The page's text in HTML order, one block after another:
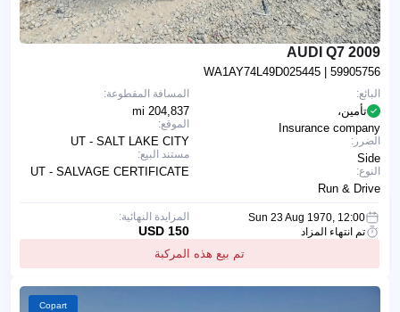
2009 AUDI Q7
WA1AY74L49D025445 | 59905756
المسافة المقطوعة:
204,837 mi
الموقع:
UT - SALT LAKE CITY
مستند البيع:
UT - SALVAGE CERTIFICATE
البائع:
تأمين،
Insurance company
الضرر:
Side
النوع:
Run & Drive
Sun 23 Aug 1970, 12:00
تم انتهاء المزاد
تم بيع هذه المركبة
المزايدة النهائية:
150 USD
Copart